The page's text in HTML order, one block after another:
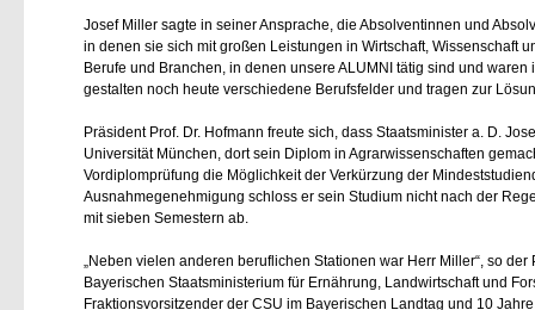
Josef Miller sagte in seiner Ansprache, die Absolventinnen und
in denen sie sich mit großen Leistungen in Wirtschaft, Wissenschaft
Berufe und Branchen, in denen unsere ALUMNI tätig sind und
gestalten noch heute verschiedene Berufsfelder und tragen zur
Präsident Prof. Dr. Hofmann freute sich, dass Staatsminister a. D.
Universität München, dort sein Diplom in Agrarwissenschaften
Vordiplomprüfung die Möglichkeit der Verkürzung der
Ausnahmegenehmigung schloss er sein Studium nicht nach der
mit sieben Semestern ab.
Neben vielen anderen beruflichen Stationen war Herr Miller“, so der
Bayerischen Staatsministerium für Ernährung, Landwirtschaft und
Fraktionsvorsitzender der CSU im Bayerischen Landtag und 10